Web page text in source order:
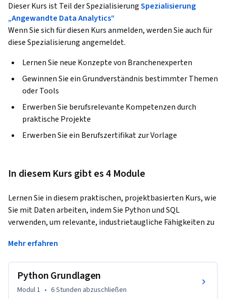
Dieser Kurs ist Teil der SpezialisierungSpezialisierung
„Angewandte Data Analytics“
Wenn Sie sich für diesen Kurs anmelden, werden Sie auch für
diese Spezialisierung angemeldet.
Lernen Sie neue Konzepte von Branchenexperten
Gewinnen Sie ein Grundverständnis bestimmter Themen
oder Tools
Erwerben Sie berufsrelevante Kompetenzen durch
praktische Projekte
Erwerben Sie ein Berufszertifikat zur Vorlage
In diesem Kurs gibt es 4 Module
Lernen Sie in diesem praktischen, projektbasierten Kurs, wie
Sie mit Daten arbeiten, indem Sie Python und SQL
verwenden, um relevante, industrietaugliche Fähigkeiten zu
Manipulation, Abfrage und Analyse großer Datenmengen
Datenherausforderungen in Wirtschaft, Wissenschaft oder
Technologie zu lösen. Am Ende dieses Kurses werden Sie
wissen, wie man: - Daten effizient mit Python verarbeitet
Mehr erfahren
Python Grundlagen
Modul 1 • 6 Stunden abzuschließen